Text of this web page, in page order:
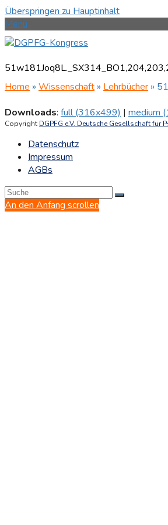
Überspringen zu Hauptinhalt
Menü
Home » Wissenschaft » Lehrbücher »
Downloads: full (316x499) | medium
Copyright DGPFG e.V. Deutsche Gesellschaft für
Datenschutz
Impressum
AGBs
An den Anfang scrollen